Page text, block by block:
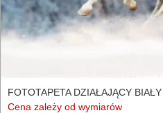
FOTOTAPETA DZIAŁAJĄCY
Cena zależy od wymiarów